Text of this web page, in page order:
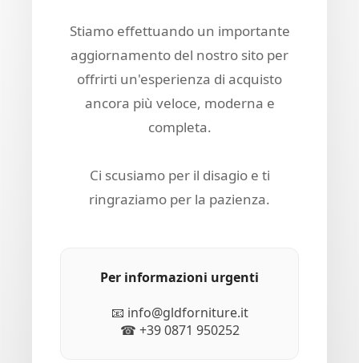
Stiamo effettuando un importante
aggiornamento del nostro sito per
offrirti un'esperienza di acquisto
ancora più veloce, moderna e
completa.
Ci scusiamo per il disagio e ti
ringraziamo per la pazienza.
Per informazioni urgenti
📧 info@gldforniture.it
☎ +39 0871 950252